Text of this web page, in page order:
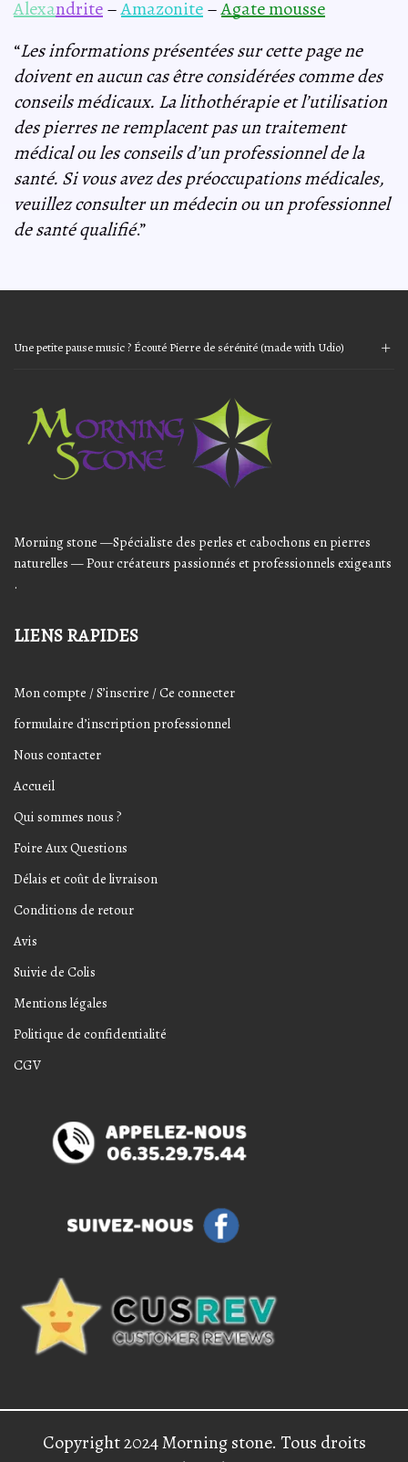
Alexandrite–Amazonite–Agate mousse
“Les informations présentées sur cette page ne
doivent en aucun cas être considérées comme des
conseils médicaux. La lithothérapie et l’utilisation
des pierres ne remplacent pas un traitement
médical ou les conseils d’un professionnel de la
santé. Si vous avez des préoccupations médicales,
veuillez consulter un médecin ou un professionnel
de santé qualifié.”
Une petite pause music ? Écouté Pierre de sérénité (made with Udio)
Morning stone —Spécialiste des perles et cabochons en pierres
naturelles — Pour créateurs passionnés et professionnels exigeants
.
LIENS RAPIDES
Mon compte / S’inscrire / Ce connecter
formulaire d’inscription professionnel
Nous contacter
Accueil
Qui sommes nous ?
Foire Aux Questions
Délais et coût de livraison
Conditions de retour
Avis
Suivie de Colis
Mentions légales
Politique de confidentialité
CGV
Copyright 2024 Morning stone. Tous droits